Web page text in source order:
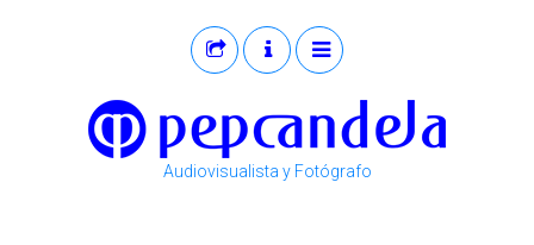
Audiovisualista y Fotógrafo